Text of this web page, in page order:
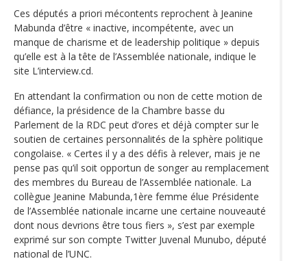
Ces députés a priori mécontents reprochent à Jeanine
Mabunda d’être « inactive, incompétente, avec un
manque de charisme et de leadership politique » depuis
qu’elle est à la tête de l’Assemblée nationale, indique le
site L’interview.cd.
En attendant la confirmation ou non de cette motion de
défiance, la présidence de la Chambre basse du
Parlement de la RDC peut d’ores et déjà compter sur le
soutien de certaines personnalités de la sphère politique
congolaise. « Certes il y a des défis à relever, mais je ne
pense pas qu’il soit opportun de songer au remplacement
des membres du Bureau de l’Assemblée nationale. La
collègue Jeanine Mabunda,1ère femme élue Présidente
de l’Assemblée nationale incarne une certaine nouveauté
dont nous devrions être tous fiers », s’est par exemple
exprimé sur son compte Twitter Juvenal Munubo, député
national de l’UNC.